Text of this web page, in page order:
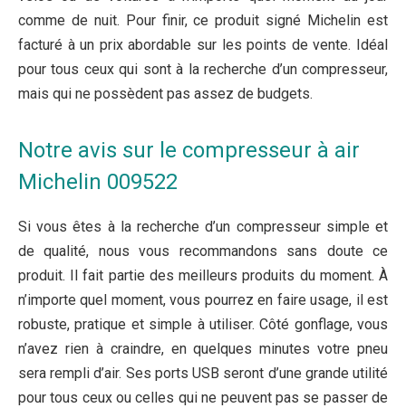
comme de nuit. Pour finir, ce produit signé Michelin est
facturé à un prix abordable sur les points de vente. Idéal
pour tous ceux qui sont à la recherche d’un compresseur,
mais qui ne possèdent pas assez de budgets.
Notre avis sur le compresseur à air
Michelin 009522
Si vous êtes à la recherche d’un compresseur simple et
de qualité, nous vous recommandons sans doute ce
produit. Il fait partie des meilleurs produits du moment. À
n’importe quel moment, vous pourrez en faire usage, il est
robuste, pratique et simple à utiliser. Côté gonflage, vous
n’avez rien à craindre, en quelques minutes votre pneu
sera rempli d’air. Ses ports USB seront d’une grande utilité
pour tous ceux ou celles qui ne peuvent pas se passer de